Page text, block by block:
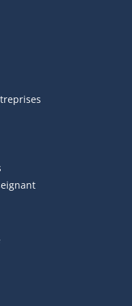
hyperlien externe
externe s'ouvrira dans une
externe s'ouvrira
externe s'ouvrira